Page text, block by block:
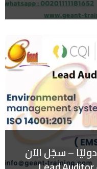
– سجّل الآن